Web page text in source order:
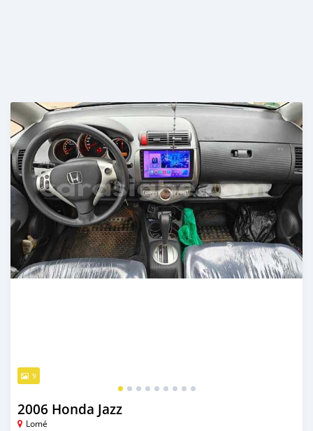
9
2006 Honda Jazz
Lomé